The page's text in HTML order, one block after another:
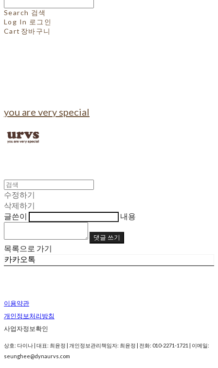
Search 검색
Log In 로그인
Cart 장바구니
you are very special
수정하기
삭제하기
글쓴이
내용
댓글 쓰기
목록으로 가기
카카오톡
이용약관
개인정보처리방침
사업자정보확인
상호: 다이나 | 대표: 최윤정 | 개인정보관리책임자: 최윤정 | 전화: 010-2271-1721 | 이메일:
seunghee@dynaurvs.com